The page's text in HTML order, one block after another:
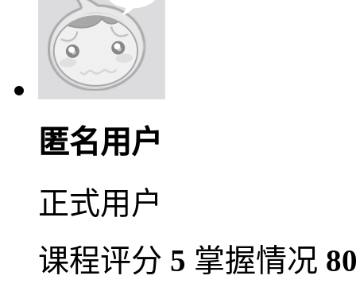
匿名用户
正式用户
课程评分 5 掌握情况